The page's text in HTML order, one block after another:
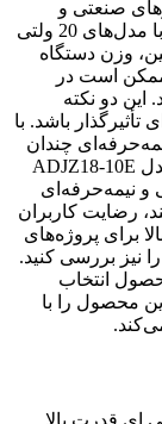
صنعتی و
سنگین‌تر مناسب نباشد؛ برای مثال، در مقایسه با مدل‌های 20 ولتی
وزن دستگاه
است در
دو نکته
تأثیرگذار باشد. با
چندان
مشکل‌ساز نیست. در جمع‌بندی، دریل شارژی مدل ADJZ18-10E
و نیمه‌حرفه‌ای
رضایت کاربران
برای پروژه‌های
نیز بررسی کنید.
انتخاب
محصول را با